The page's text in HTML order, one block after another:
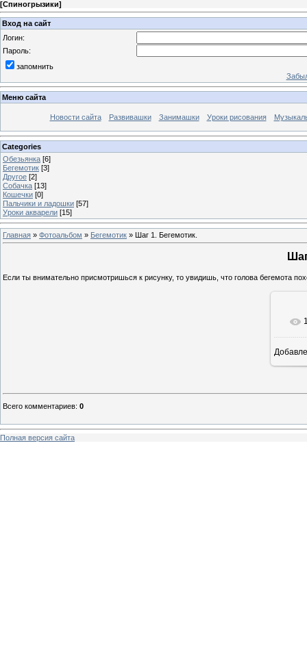
[Спиногрызики]
Вход на сайт
Логин:
Пароль:
запомнить
Меню сайта
Новости сайта Развивашки Занимашки Уроки рисования
Categories
Обезьянка [6]
Бегемотик [3]
Другое [2]
Собачка [13]
Кошечки [0]
Пальчики и ладошки [57]
Уроки акварели [15]
Главная » Фотоальбом » Бегемотик » Шаг 1. Бегемотик.
Если ты внимательно присмотришься к рисунку, то увидишь, что голова бегемота
Всего комментариев: 0
Полная версия сайта